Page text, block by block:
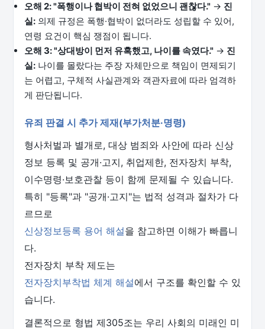
오해 2: "폭행이나 협박이 전혀 없었으니 괜찮다." → 진
실: 의제 규정은 폭행·협박이 없더라도 성립할 수 있어,
연령 요건이 핵심 쟁점이 됩니다.
오해 3: "상대방이 먼저 유혹했고, 나이를 속였다." → 진
실: 나이를 몰랐다는 주장 자체만으로 책임이 면제되기
는 어렵고, 구체적 사실관계와 객관자료에 따라 엄격하
게 판단됩니다.
유죄 판결 시 추가 제재(부가처분·명령)
형사처벌과 별개로, 대상 범죄와 사안에 따라 신상
정보 등록 및 공개·고지, 취업제한, 전자장치 부착,
이수명령·보호관찰 등이 함께 문제될 수 있습니다.
특히 "등록"과 "공개·고지"는 법적 성격과 절차가 다
르므로
신상정보등록 용어 해설을 참고하면 이해가 빠릅니
다.
전자장치 부착 제도는
전자장치부착법 체계 해설에서 구조를 확인할 수 있
습니다.
결론적으로 형법 제305조는 우리 사회의 미래인 미